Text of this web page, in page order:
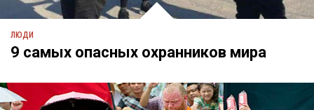
ЛЮДИ
9 самых опасных охранников мира